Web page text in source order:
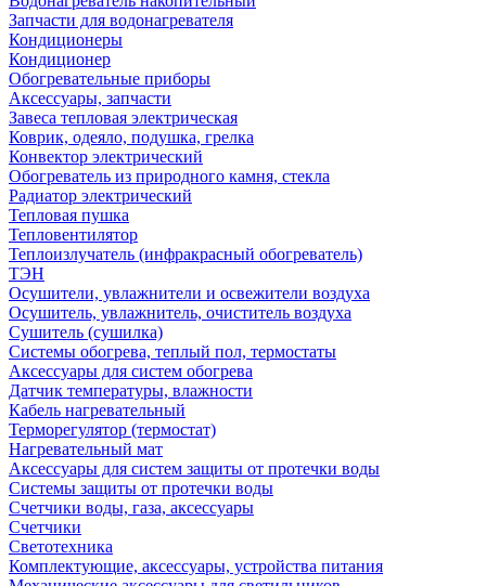
Запчасти для водонагревателя
Кондиционеры
Кондиционер
Обогревательные приборы
Аксессуары, запчасти
Завеса тепловая электрическая
Коврик, одеяло, подушка, грелка
Конвектор электрический
Обогреватель из природного камня, стекла
Радиатор электрический
Тепловая пушка
Тепловентилятор
Теплоизлучатель (инфракрасный обогреватель)
ТЭН
Осушители, увлажнители и освежители воздуха
Осушитель, увлажнитель, очиститель воздуха
Сушитель (сушилка)
Системы обогрева, теплый пол, термостаты
Аксессуары для систем обогрева
Датчик температуры, влажности
Кабель нагревательный
Терморегулятор (термостат)
Нагревательный мат
Аксессуары для систем защиты от протечки воды
Системы защиты от протечки воды
Счетчики воды, газа, аксессуары
Счетчики
Светотехника
Комплектующие, аксессуары, устройства питания